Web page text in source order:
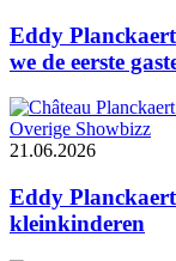
Eddy
we de eerste
Overige Showbizz
21.06.2026
Eddy
kleinkinderen